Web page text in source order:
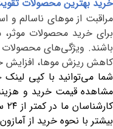
خرید بهترین محصولات
مراقبت از موهای ناسالم
برای خرید محصولات موثر،
باشند. ویژگی‌های
کاهش ریزش موها،
شما می‌توانید با کپی لینک
مشاهده قیمت خرید و
بیشتر با نحوه خرید از